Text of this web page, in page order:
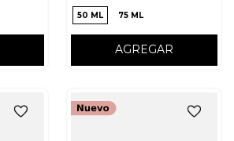
50 ML 75 ML
AGREGAR